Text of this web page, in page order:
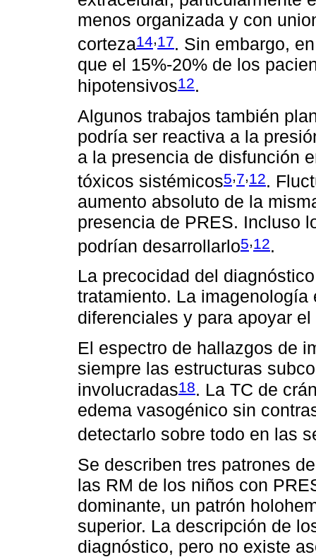
menos organizada y con
corteza14,17. Sin embargo,
que el 15%-20% de los
hipotensivos12.
Algunos trabajos también
podría ser reactiva a la
a la presencia de disfunción
tóxicos sistémicos5,7,12.
aumento absoluto de la
presencia de PRES. Incluso
podrían desarrollarlo5,12.
La precocidad del
tratamiento. La
diferenciales y para apoyar
El espectro de hallazgos de
siempre las estructuras
involucradas18. La TC de
edema vasogénico sin
detectarlo sobre todo en las
Se describen tres patrones
las RM de los niños con
dominante, un patrón
superior. La descripción de
diagnóstico, pero no existe